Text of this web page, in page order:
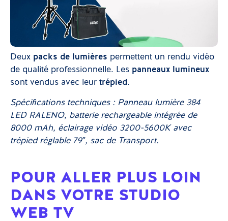
Deux packs de lumières permettent un rendu vidéo
de qualité professionnelle. Les panneaux lumineux
sont vendus avec leur trépied.
Spécifications techniques : Panneau lumière 384
LED RALENO, batterie rechargeable intégrée de
8000 mAh, éclairage vidéo 3200-5600K avec
trépied réglable 79″, sac de Transport.
POUR ALLER PLUS LOIN
DANS VOTRE STUDIO
WEB TV